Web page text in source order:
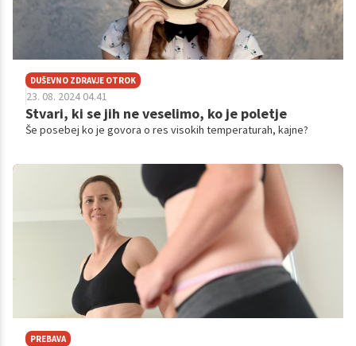
DUŠEVNO ZDRAVJE OTROK
23. 08. 2024 04.41
Stvari, ki se jih ne veselimo, ko je poletje
Še posebej ko je govora o res visokih temperaturah, kajne?
PREBAVA